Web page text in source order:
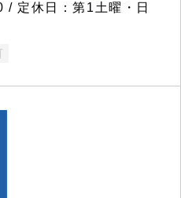
定休日：第1土曜・日